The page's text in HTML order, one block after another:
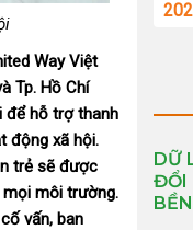
Way Việt
Tp. Hồ Chí
để hỗ trợ thanh
động xã hội.
trẻ sẽ được
mọi môi trường.
vấn, ban
DỮ
ĐỔI